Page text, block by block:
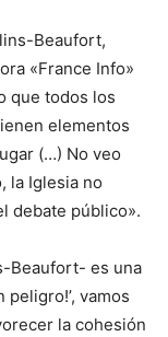
Beaufort,
«France Info»
que todos los
elementos
(…) No veo
la Iglesia no
debate público».
Beaufort- es una
peligro!’, vamos
la cohesión